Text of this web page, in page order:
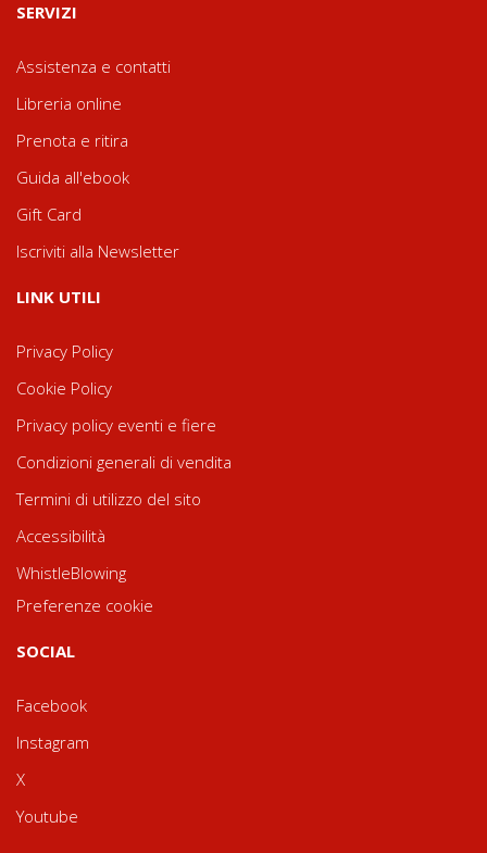
SERVIZI
Assistenza e contatti
Libreria online
Prenota e ritira
Guida all'ebook
Gift Card
Iscriviti alla Newsletter
LINK UTILI
Privacy Policy
Cookie Policy
Privacy policy eventi e fiere
Condizioni generali di vendita
Termini di utilizzo del sito
Accessibilità
WhistleBlowing
Preferenze cookie
SOCIAL
Facebook
Instagram
X
Youtube